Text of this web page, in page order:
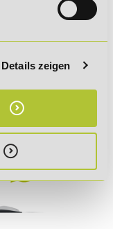
Details zeigen